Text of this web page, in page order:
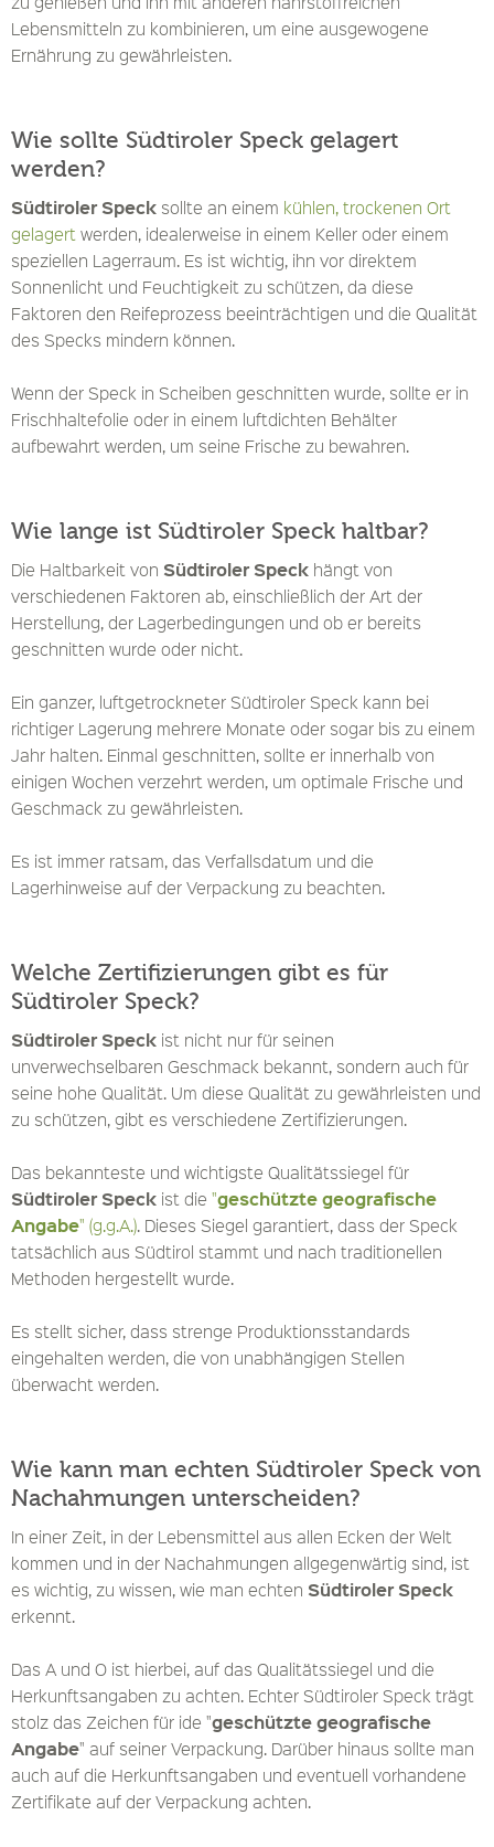
Lebensmitteln zu kombinieren, um eine ausgewogene
Ernährung zu gewährleisten.
Wie sollte Südtiroler Speck gelagert
werden?
Südtiroler Speck sollte an einem kühlen, trockenen Ort
gelagert werden, idealerweise in einem Keller oder einem
speziellen Lagerraum. Es ist wichtig, ihn vor direktem
Sonnenlicht und Feuchtigkeit zu schützen, da diese
Faktoren den Reifeprozess beeinträchtigen und die Qualität
des Specks mindern können.
Wenn der Speck in Scheiben geschnitten wurde, sollte er in
Frischhaltefolie oder in einem luftdichten Behälter
aufbewahrt werden, um seine Frische zu bewahren.
Wie lange ist Südtiroler Speck haltbar?
Die Haltbarkeit von Südtiroler Speck hängt von
verschiedenen Faktoren ab, einschließlich der Art der
Herstellung, der Lagerbedingungen und ob er bereits
geschnitten wurde oder nicht.
Ein ganzer, luftgetrockneter Südtiroler Speck kann bei
richtiger Lagerung mehrere Monate oder sogar bis zu einem
Jahr halten. Einmal geschnitten, sollte er innerhalb von
einigen Wochen verzehrt werden, um optimale Frische und
Geschmack zu gewährleisten.
Es ist immer ratsam, das Verfallsdatum und die
Lagerhinweise auf der Verpackung zu beachten.
Welche Zertifizierungen gibt es für
Südtiroler Speck?
Südtiroler Speck ist nicht nur für seinen
unverwechselbaren Geschmack bekannt, sondern auch für
seine hohe Qualität. Um diese Qualität zu gewährleisten und
zu schützen, gibt es verschiedene Zertifizierungen.
Das bekannteste und wichtigste Qualitätssiegel für
Südtiroler Speck ist die "geschützte geografische
Angabe" (g.g.A.). Dieses Siegel garantiert, dass der Speck
tatsächlich aus Südtirol stammt und nach traditionellen
Methoden hergestellt wurde.
Es stellt sicher, dass strenge Produktionsstandards
eingehalten werden, die von unabhängigen Stellen
überwacht werden.
Wie kann man echten Südtiroler Speck von
Nachahmungen unterscheiden?
In einer Zeit, in der Lebensmittel aus allen Ecken der Welt
kommen und in der Nachahmungen allgegenwärtig sind, ist
es wichtig, zu wissen, wie man echten Südtiroler Speck
erkennt.
Das A und O ist hierbei, auf das Qualitätssiegel und die
Herkunftsangaben zu achten. Echter Südtiroler Speck trägt
stolz das Zeichen für ide "geschützte geografische
Angabe" auf seiner Verpackung. Darüber hinaus sollte man
auch auf die Herkunftsangaben und eventuell vorhandene
Zertifikate auf der Verpackung achten.